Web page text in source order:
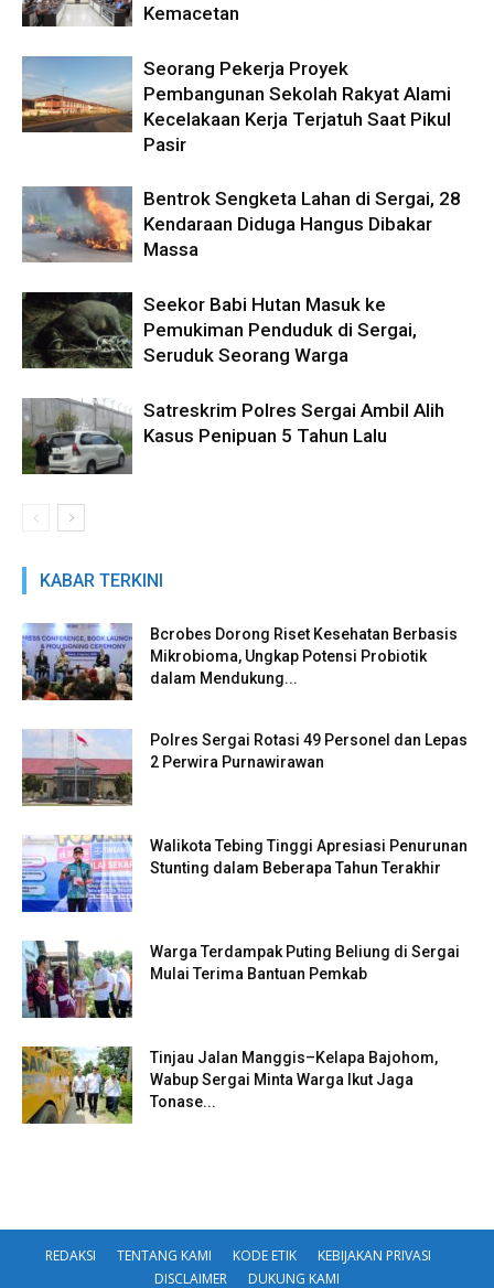
Kemacetan
Seorang Pekerja Proyek
Pembangunan Sekolah Rakyat Alami
Kecelakaan Kerja Terjatuh Saat Pikul
Pasir
Bentrok Sengketa Lahan di Sergai, 28
Kendaraan Diduga Hangus Dibakar
Massa
Seekor Babi Hutan Masuk ke
Pemukiman Penduduk di Sergai,
Seruduk Seorang Warga
Satreskrim Polres Sergai Ambil Alih
Kasus Penipuan 5 Tahun Lalu
KABAR TERKINI
Bcrobes Dorong Riset Kesehatan Berbasis
Mikrobioma, Ungkap Potensi Probiotik
dalam Mendukung...
Polres Sergai Rotasi 49 Personel dan Lepas
2 Perwira Purnawirawan
Walikota Tebing Tinggi Apresiasi Penurunan
Stunting dalam Beberapa Tahun Terakhir
Warga Terdampak Puting Beliung di Sergai
Mulai Terima Bantuan Pemkab
Tinjau Jalan Manggis–Kelapa Bajohom,
Wabup Sergai Minta Warga Ikut Jaga
Tonase...
REDAKSI TENTANG KAMI KODE ETIK
KEBIJAKAN PRIVASI
DISCLAIMER
DUKUNG KAMI